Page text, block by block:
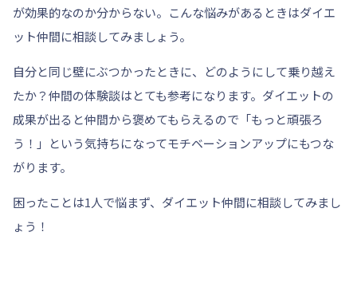
が効果的なのか分からない。 こんな悩みがあるときはダイエ
ット仲間に相談してみましょう。
自分と同じ壁にぶつかったときに、どのようにして乗り越え
たか？仲間の体験談はとても参考になります。ダイエットの
成果が出ると仲間から褒めてもらえるので 「もっと頑張ろ
う！」
という気持ちになってモチベーションアップにもつな
がります。
困ったことは1人で悩まず、ダイエット仲間に相談してみまし
ょう！